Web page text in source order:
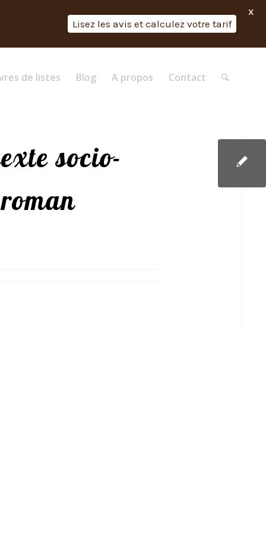
de listes Blog A propos Contact
socio-
Lisez les avis et calculez votre tarif
X